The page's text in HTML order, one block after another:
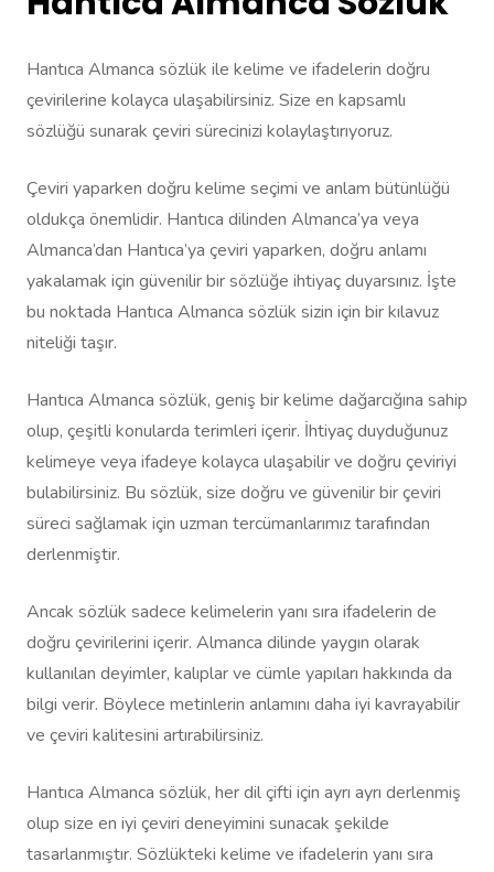
Hantıca Almanca sözlük ile kelime ve ifadelerin doğru
çevirilerine kolayca ulaşabilirsiniz. Size en kapsamlı
sözlüğü sunarak çeviri sürecinizi kolaylaştırıyoruz.
Çeviri yaparken doğru kelime seçimi ve anlam bütünlüğü
oldukça önemlidir. Hantıca dilinden Almanca’ya veya
Almanca’dan Hantıca’ya çeviri yaparken, doğru anlamı
yakalamak için güvenilir bir sözlüğe ihtiyaç duyarsınız. İşte
bu noktada Hantıca Almanca sözlük sizin için bir kılavuz
niteliği taşır.
Hantıca Almanca sözlük, geniş bir kelime dağarcığına sahip
olup, çeşitli konularda terimleri içerir. İhtiyaç duyduğunuz
kelimeye veya ifadeye kolayca ulaşabilir ve doğru çeviriyi
bulabilirsiniz. Bu sözlük, size doğru ve güvenilir bir çeviri
süreci sağlamak için uzman tercümanlarımız tarafından
derlenmiştir.
Ancak sözlük sadece kelimelerin yanı sıra ifadelerin de
doğru çevirilerini içerir. Almanca dilinde yaygın olarak
kullanılan deyimler, kalıplar ve cümle yapıları hakkında da
bilgi verir. Böylece metinlerin anlamını daha iyi kavrayabilir
ve çeviri kalitesini artırabilirsiniz.
Hantıca Almanca sözlük, her dil çifti için ayrı ayrı derlenmiş
olup size en iyi çeviri deneyimini sunacak şekilde
tasarlanmıştır. Sözlükteki kelime ve ifadelerin yanı sıra